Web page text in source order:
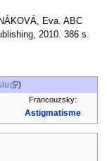
Eva. ABC
2010. 386 s.
)
Francouzsky:
Astigmatisme